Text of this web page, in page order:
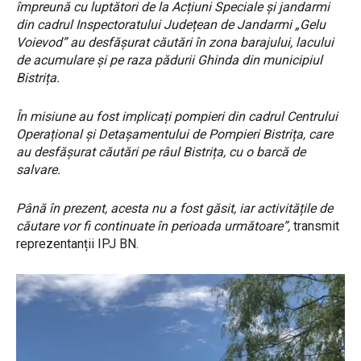
împreună cu luptători de la Acțiuni Speciale și jandarmi
din cadrul Inspectoratului Județean de Jandarmi „Gelu
Voievod” au desfășurat căutări în zona barajului, lacului
de acumulare și pe raza pădurii Ghinda din municipiul
Bistrița.
În misiune au fost implicați pompieri din cadrul Centrului
Operațional și Detașamentului de Pompieri Bistrița, care
au desfășurat căutări pe râul Bistrița, cu o barcă de
salvare.
Până în prezent, acesta nu a fost găsit, iar activitățile de
căutare vor fi continuate în perioada următoare”, transmit
reprezentanții IPJ BN.
P
l